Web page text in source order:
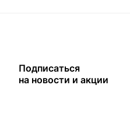
Подписаться
на новости и акции